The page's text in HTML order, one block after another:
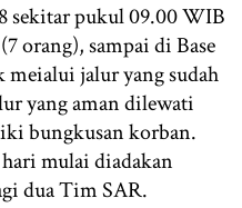
sekitar pukul 09.00 WIB
orang), sampai di Base
meialui jalur yang sudah
yang aman dilewati
bungkusan korban.
mulai diadakan
dua Tim SAR.